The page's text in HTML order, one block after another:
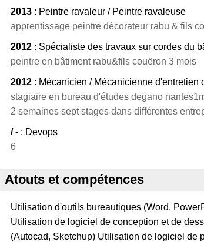
2013 : Peintre ravaleur / Peintre ravaleuse
apprentissage peintre décorateur rabu & fils
2012 : Spécialiste des travaux sur cordes du
peintre en bâtiment rabu&fils couëron 3 mois
2012 : Mécanicien / Mécanicienne d'entretien
stagiaire en bureau d'études degano
2 semaines sept stages dans différentes
/ - : Devops
6
Atouts et compétences
Utilisation d'outils bureautiques (Word,
Utilisation de logiciel de conception et de
(Autocad, Sketchup) Utilisation de logiciel de